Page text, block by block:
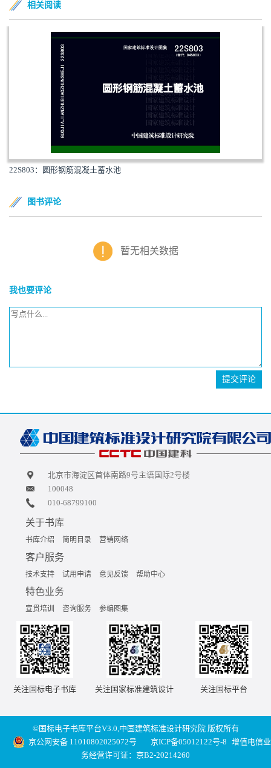
相关阅读
22S803：圆形钢筋混凝土蓄水池
图书评论
暂无相关数据
我也要评论
提交评论
北京市海淀区首体南路9号主语国际2号楼
100048
010-68799100
关于书库
书库介绍 简明目录 营销网络
客户服务
技术支持 试用申请 意见反馈 帮助中心
特色业务
宣贯培训 咨询服务 参编图集
关注国标电子书库 关注国家标准建筑设计 关注国标平台
©国标电子书库平台V3.0,中国建筑标准设计研究院 版权所有
京公网安备 11010802025072号
京ICP备05012122号-8 增值电信业
务经营许可证：京B2-20214260